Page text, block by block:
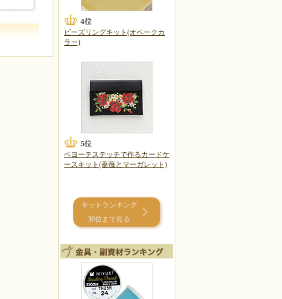
ビーズリングキット(オペークカ
ラー)
ペヨーテステッチで作るカードケ
ースキット(薔薇とマーガレット)
キットランキング
30位まで見る